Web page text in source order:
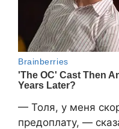
— Толя, у меня
предоплату, —